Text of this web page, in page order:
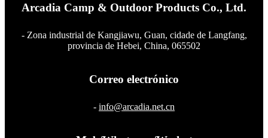
Arcadia Camp & Outdoor Products Co., Ltd.
- Zona industrial de Kangjiawu, Guan, cidade de Langfang,
provincia de Hebei, China, 065502
Correo electrónico
- info@arcadia.net.cn